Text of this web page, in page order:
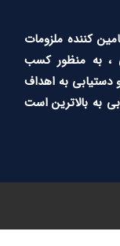
کننده ملزومات
، به منظور کسب
دستیابی به اهداف
به بالاترین است